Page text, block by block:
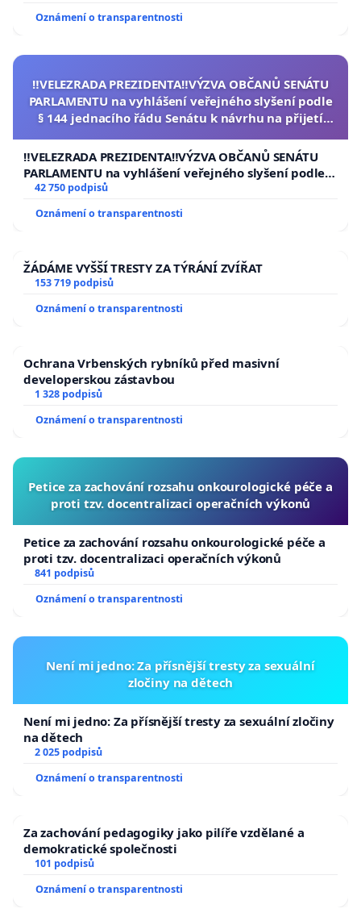
Oznámení o transparentnosti
‼️VELEZRADA PREZIDENTA‼️VÝZVA OBČANŮ SENÁTU
PARLAMENTU na vyhlášení veřejného slyšení podle
§ 144 jednacího řádu Senátu k návrhu na přijetí
republiky
‼️VELEZRADA PREZIDENTA‼️VÝZVA OBČANŮ SENÁTU
PARLAMENTU na vyhlášení veřejného slyšení podle §
144 jednacího řádu Senátu k návrhu na přijetí
usnesení k podání ústavní žaloby na prezidenta
republiky
42 750 podpisů
Oznámení o transparentnosti
ŽÁDÁME VYŠŠÍ TRESTY ZA TÝRÁNÍ ZVÍŘAT
153 719 podpisů
Oznámení o transparentnosti
Ochrana Vrbenských rybníků před masivní
developerskou zástavbou
1 328 podpisů
Oznámení o transparentnosti
Petice za zachování rozsahu onkourologické péče a
proti tzv. docentralizaci operačních výkonů
Petice za zachování rozsahu onkourologické péče a
proti tzv. docentralizaci operačních výkonů
841 podpisů
Oznámení o transparentnosti
Není mi jedno: Za přísnější tresty za sexuální
zločiny na dětech
Není mi jedno: Za přísnější tresty za sexuální zločiny
na dětech
2 025 podpisů
Oznámení o transparentnosti
Za zachování pedagogiky jako pilíře vzdělané a
demokratické společnosti
101 podpisů
Oznámení o transparentnosti